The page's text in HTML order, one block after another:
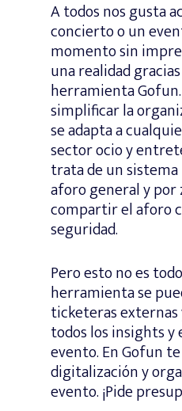
A todos nos gusta
concierto o un
momento sin
una realidad
herramienta
simplificar la
se adapta a
sector ocio y
trata de un
aforo general y por
compartir el aforo
seguridad.
Pero esto no es
herramienta se
ticketeras
todos los insights y
evento. En Gofun
digitalización y
evento. ¡Pide